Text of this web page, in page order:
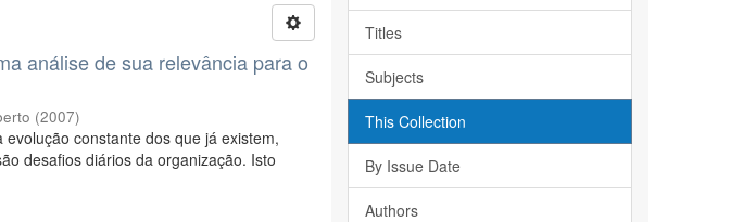
análise de sua relevância para o
(2007)
constante dos que já existem,
desafios diários da organização. Isto
Titles
Subjects
This Collection
By Issue Date
Authors